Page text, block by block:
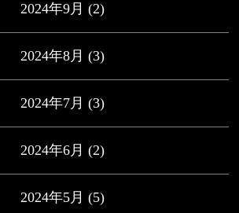
2024年9月 (2)
2024年8月 (3)
2024年7月 (3)
2024年6月 (2)
2024年5月 (5)